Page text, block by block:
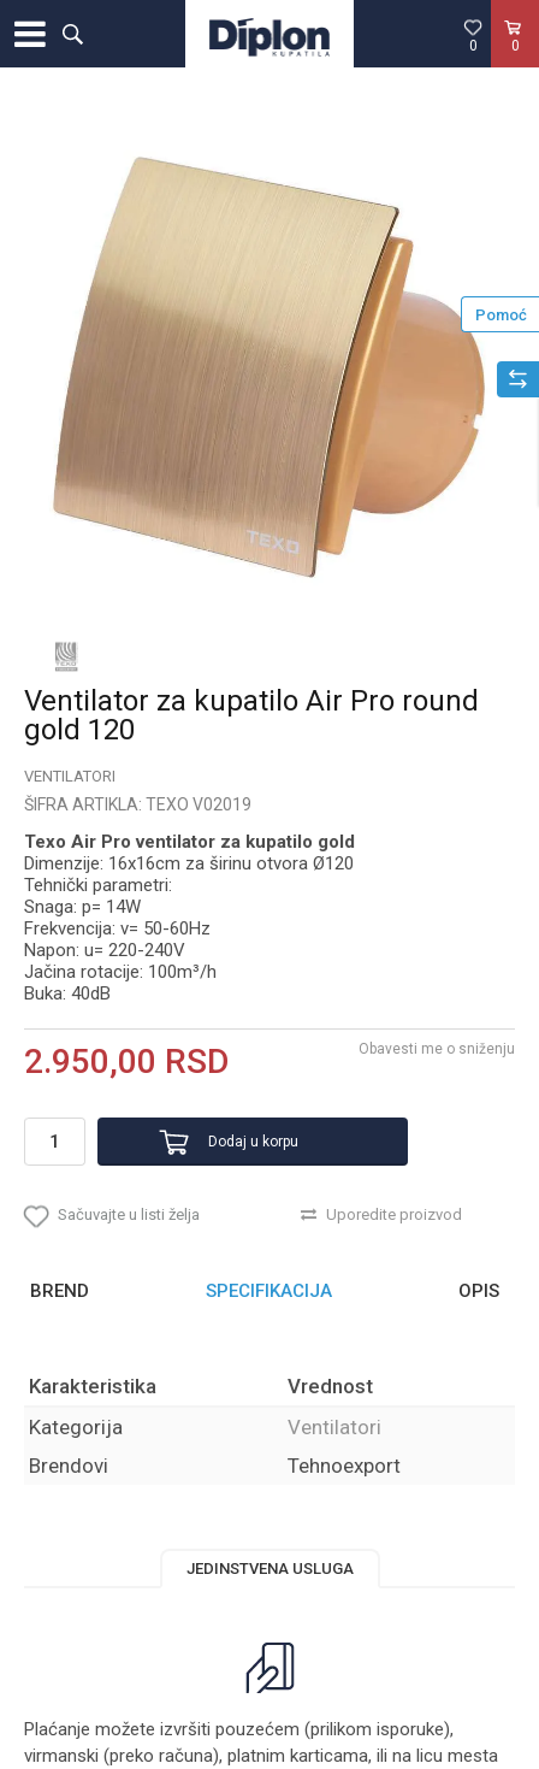
0
0
Ventilator za kupatilo Air Pro round
gold 120
VENTILATORI
ŠIFRA ARTIKLA: TEXO V02019
Texo Air Pro ventilator za kupatilo gold
Dimenzije: 16x16cm za širinu otvora Ø120
Tehnički parametri:
Snaga: p= 14W
Frekvencija: v= 50-60Hz
Napon: u= 220-240V
Jačina rotacije: 100m³/h
Buka: 40dB
2.950,00 RSD Obavesti me o sniženju
Dodaj u korpu
Sačuvajte u listi želja Uporedite proizvod
Pomoć
BREND SPECIFIKACIJA OPIS
Karakteristika
Vrednost
Kategorija
Ventilatori
Brendovi
Tehnoexport
JEDINSTVENA USLUGA
Plaćanje možete izvršiti pouzećem (prilikom isporuke),
virmanski (preko računa), platnim karticama, ili na licu mesta